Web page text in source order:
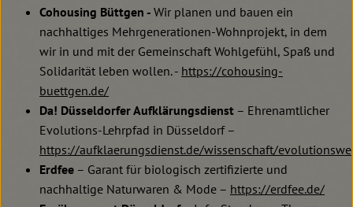
Cohousing Büttgen - Wir planen und bauen ein
nachhaltiges Mehrgenerationen-Wohnprojekt, in dem
wir in und mit der Gemeinschaft Wohlgefühl, Spaß und
Solidarität leben wollen. - https://cohousing-
buettgen.de/
Da! Düsseldorfer Aufklärungsdienst – Ehrenamtlicher
Evolutions-Lehrpfad in Düsseldorf –
https://aufklaerungsdienst.de/wissenschaft/
Erdfee – Garant für biologisch zertifizierte und
nachhaltige Naturwaren & Mode – https://erdfee.de/